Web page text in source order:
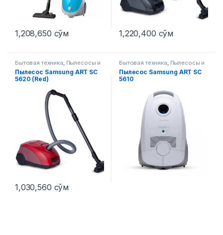
1,208,650 сўм 1,220,400 сўм
Бытовая техника, Пылесосы и
аксессуары
Пылесос Samsung ART SC
5620 (Red)
1,030,560 сўм
Бытовая техника, Пылесосы и
аксессуары
Пылесос Samsung ART SC
5610